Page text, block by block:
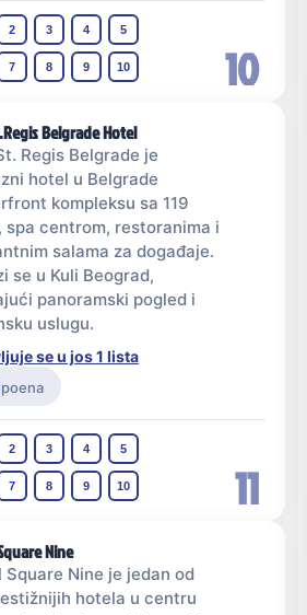
10
2 3 4 5
7 8 9 10
11
Belgrade Hotel
Regis Belgrade je
hotel u Belgrade
kompleksu sa 119
spa centrom, restoranima i
salama za događaje.
se u Kuli Beograd,
panoramski pogled i
uslugu.
se u jos 1 lista
poena
2 3 4 5
7 8 9 10
Nine
Square Nine je jedan od
hotela u centru